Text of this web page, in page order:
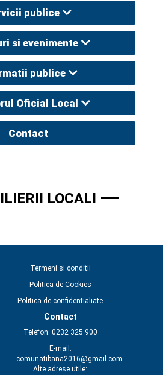
publice
si evenimente
publice
Oficial Local
Contact
LOCALI
Termeni si conditii
Politica de Cookies
Politica de confidentialiate
Contact
Telefon: 0232 325 900
E-mail:
comunatibana2016@gmail.com
Alte adrese utile: